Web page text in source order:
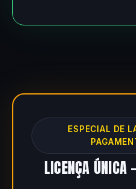
ESPECIAL DE
LICENÇA ÚNICA